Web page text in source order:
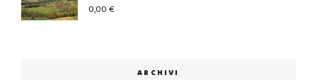
0,00€
ARCHIVI